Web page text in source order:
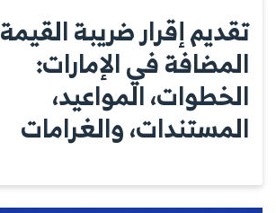
تقديم إقرار ضريبة القيمة
المضافة في الإمارات:
الخطوات، المواعيد،
المستندات، والغرامات